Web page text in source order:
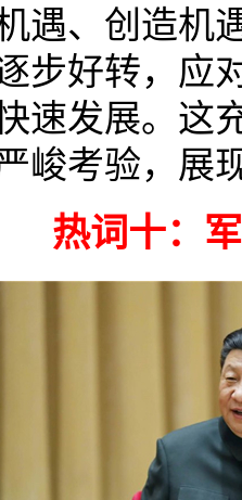
遇、创造机
步好转，应
速发展。这
峻考验，展
热词十：